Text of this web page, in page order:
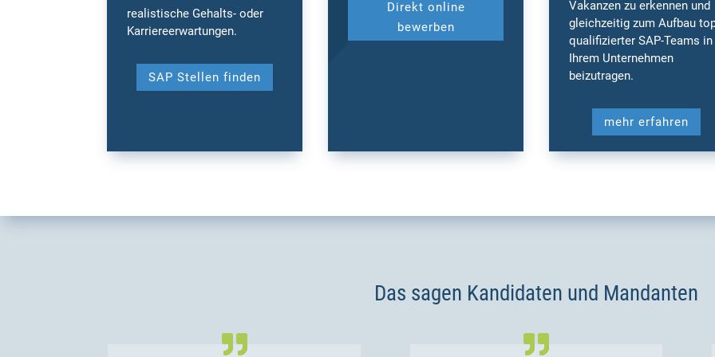
realistische Gehalts- oder
Karriereerwartungen.
SAP Stellen finden
Direkt online
bewerben
Vakanzen zu erkennen und
gleichzeitig zum Aufbau
qualifizierter SAP-Teams in
Ihrem Unternehmen
beizutragen.
mehr erfahren
Das sagen Kandidaten und Mandanten